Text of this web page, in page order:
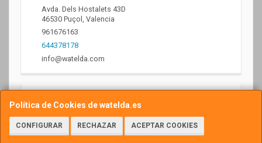
Política de Cookies de watelda.es
CONFIGURAR RECHAZAR ACEPTAR COOKIES
Avda. Dels Hostalets 43D
46530 Puçol , Valencia
961676163
644378178
info@watelda.com
Horario
10 a 13,30h y de 17,30 a 20,30h